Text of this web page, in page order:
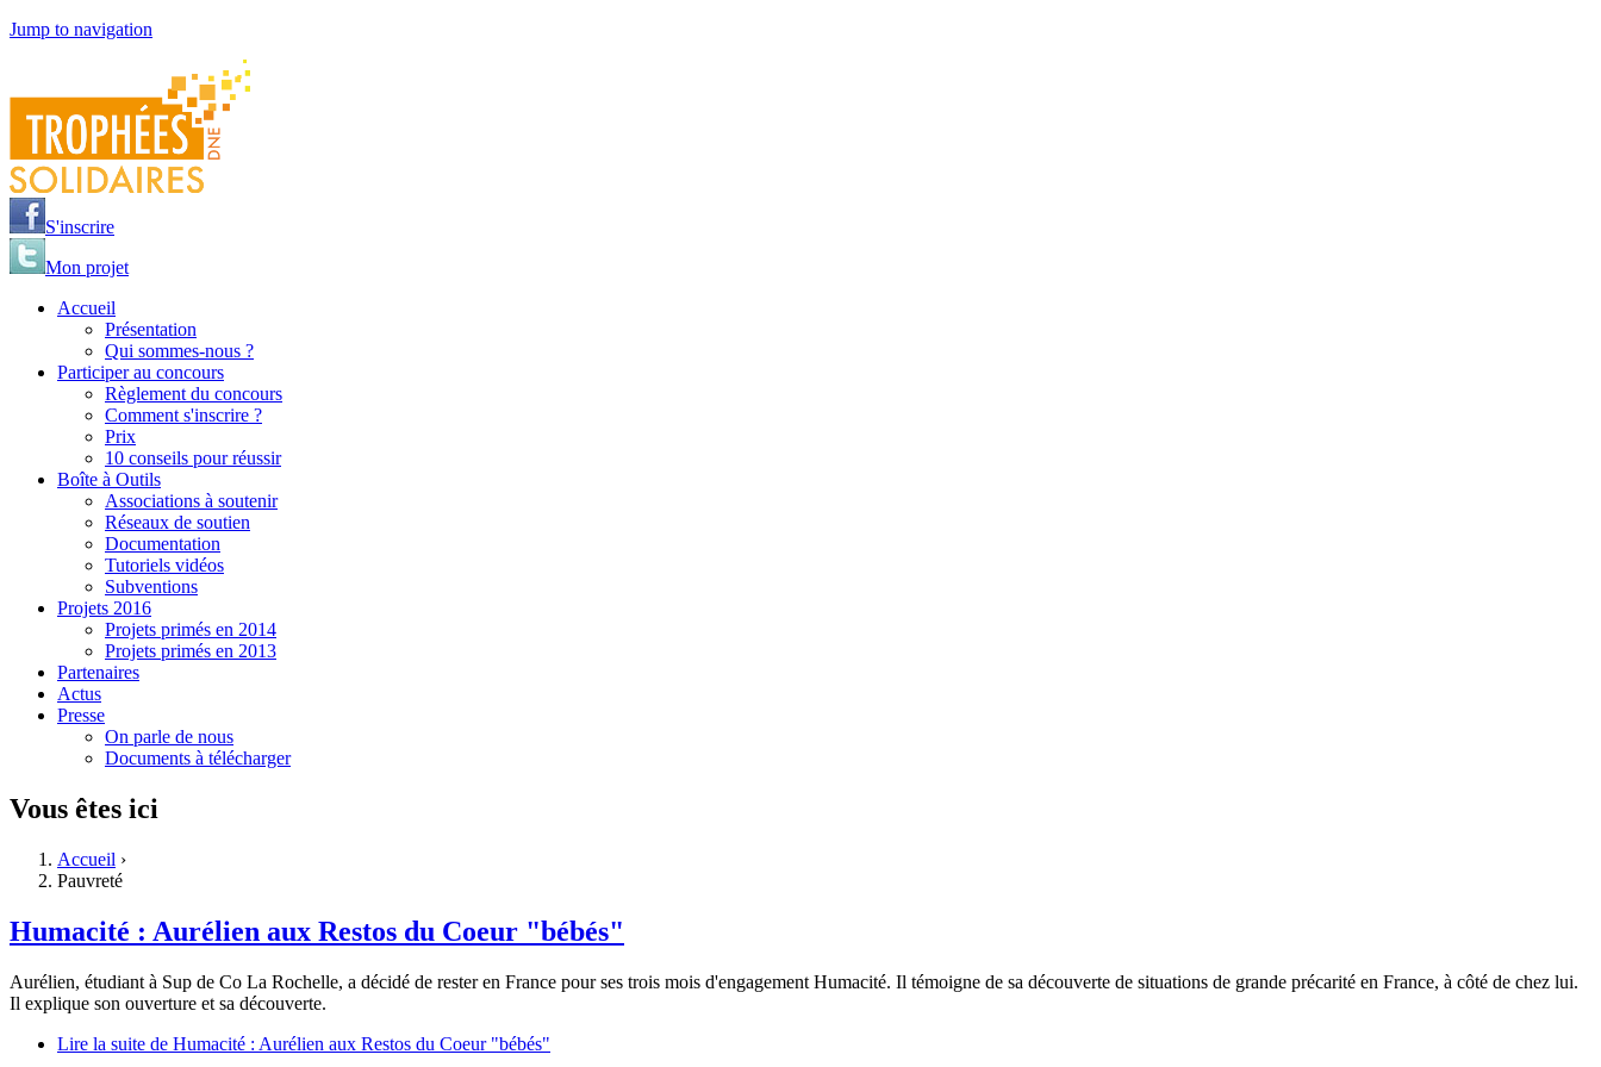
Jump to navigation
S'inscrire
Mon projet
Accueil
Présentation
Qui sommes-nous ?
Participer au concours
Règlement du concours
Comment s'inscrire ?
Prix
10 conseils pour réussir
Boîte à Outils
Associations à soutenir
Réseaux de soutien
Documentation
Tutoriels vidéos
Subventions
Projets 2016
Projets primés en 2014
Projets primés en 2013
Partenaires
Actus
Presse
On parle de nous
Documents à télécharger
Vous êtes ici
Accueil ›
Pauvreté
Humacité : Aurélien aux Restos du Coeur "bébés"
Aurélien, étudiant à Sup de Co La Rochelle, a décidé de rester en France pour ses trois mois d'engagement Humacité. Il témoigne de sa découverte de situations de grande précarité en France, à côté de chez lui.
Il explique son ouverture et sa découverte.
Lire la suite de Humacité : Aurélien aux Restos du Coeur "bébés"